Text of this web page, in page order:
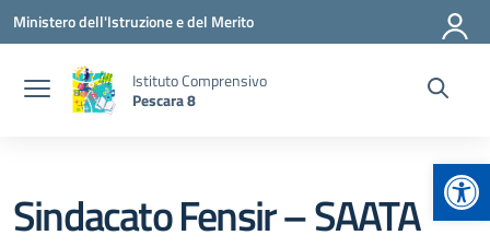
Vai ai contenuti
Vai al menu di navigazione
Vai al footer
Ministero dell'Istruzione e del Merito
Istituto Comprensivo
Pescara 8
Sindacato Fensir – SAATA